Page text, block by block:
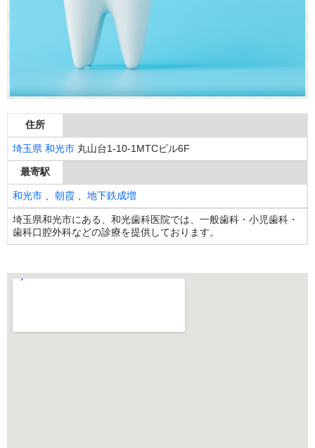
住所
埼玉県 和光市 丸山台1-10-1MTCビル6F
最寄駅
和光市 、 朝霞 、 地下鉄成増
埼玉県和光市にある、和光歯科医院では、一般歯科・小児歯科・
歯科口腔外科などの診療を提供しております。